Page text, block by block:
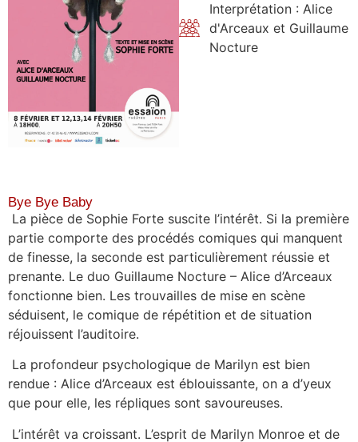
Interprétation : Alice
d'Arceaux et Guillaume
Nocture
Bye Bye Baby
La pièce de Sophie Forte suscite l’intérêt. Si la première
partie comporte des procédés comiques qui manquent
de finesse, la seconde est particulièrement réussie et
prenante. Le duo Guillaume Nocture – Alice d’Arceaux
fonctionne bien. Les trouvailles de mise en scène
séduisent, le comique de répétition et de situation
réjouissent l’auditoire.
La profondeur psychologique de Marilyn est bien
rendue : Alice d’Arceaux est éblouissante, on a d’yeux
que pour elle, les répliques sont savoureuses.
L’intérêt va croissant. L’esprit de Marilyn Monroe et de